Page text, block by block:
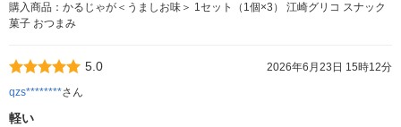
購入商品：かるじゃが＜うましお味＞ 1セット（1個×3） 江崎グリコ スナック
菓子 おつまみ
5.0
2026年6月23日 15時12分
qzs********さん
軽い